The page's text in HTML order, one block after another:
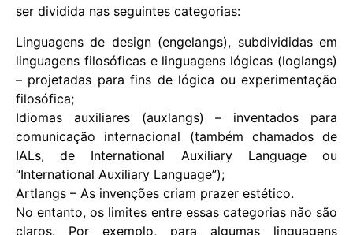
ser dividida nas seguintes categorias:
Linguagens de design (engelangs), subdivididas em
linguagens filosóficas e linguagens lógicas (loglangs)
– projetadas para fins de lógica ou experimentação
filosófica;
Idiomas auxiliares (auxlangs) – inventados para
comunicação internacional (também chamados de
IALs, de International Auxiliary Language ou
“International Auxiliary Language”);
Artlangs – As invenções criam prazer estético.
No entanto, os limites entre essas categorias não são
claros. Por exemplo, para algumas linguagens